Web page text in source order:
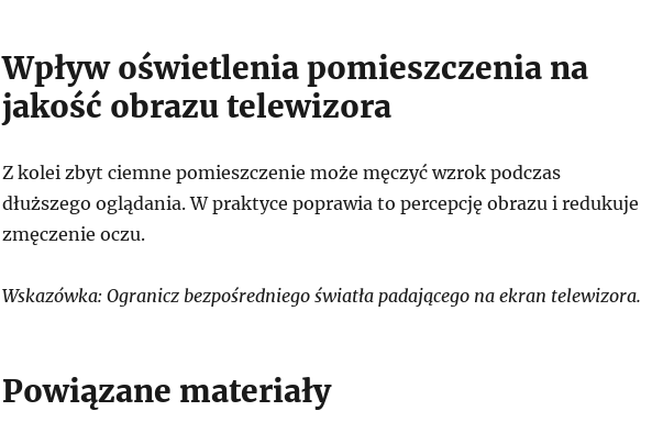
Wpływ oświetlenia pomieszczenia na
jakość obrazu telewizora
Z kolei zbyt ciemne pomieszczenie może męczyć wzrok podczas
dłuższego oglądania. W praktyce poprawia to percepcję obrazu i redukuje
zmęczenie oczu.
Wskazówka: Ogranicz bezpośredniego światła padającego na ekran telewizora.
Powiązane materiały